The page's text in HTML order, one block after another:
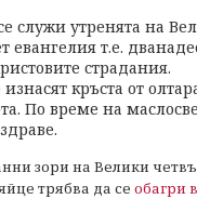
служи утренята на
т.е.
страдания.
кръста от
По време на
зори на Велики
трябва да се обагри